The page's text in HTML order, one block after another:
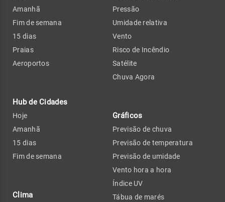
Amanhã
Fim de semana
15 dias
Praias
Aeroportos
Hub de Cidades
Hoje
Amanhã
15 dias
Fim de semana
Clima
Pressão
Umidade relativa
Vento
Risco de Incêndio
Satélite
Chuva Agora
Gráficos
Previsão de chuva
Previsão de temperatura
Previsão de umidade
Vento hora a hora
Índice UV
Tábua de marés